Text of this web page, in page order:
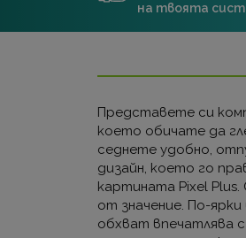
на твоята
Представете си
което обичате да
седнете удобно,
дизайн, което го
картината Pixel
от значение. По-
обхват впечатлява